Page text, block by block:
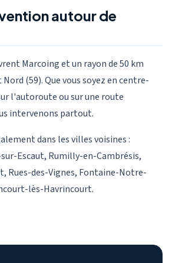
autour de
Marcoing et un rayon de 50 km
(59). Que vous soyez en centre-
l'autoroute ou sur une route
intervenons partout.
dans les villes voisines :
Escaut, Rumilly-en-Cambrésis,
Rues-des-Vignes, Fontaine-Notre-
lès-Havrincourt.